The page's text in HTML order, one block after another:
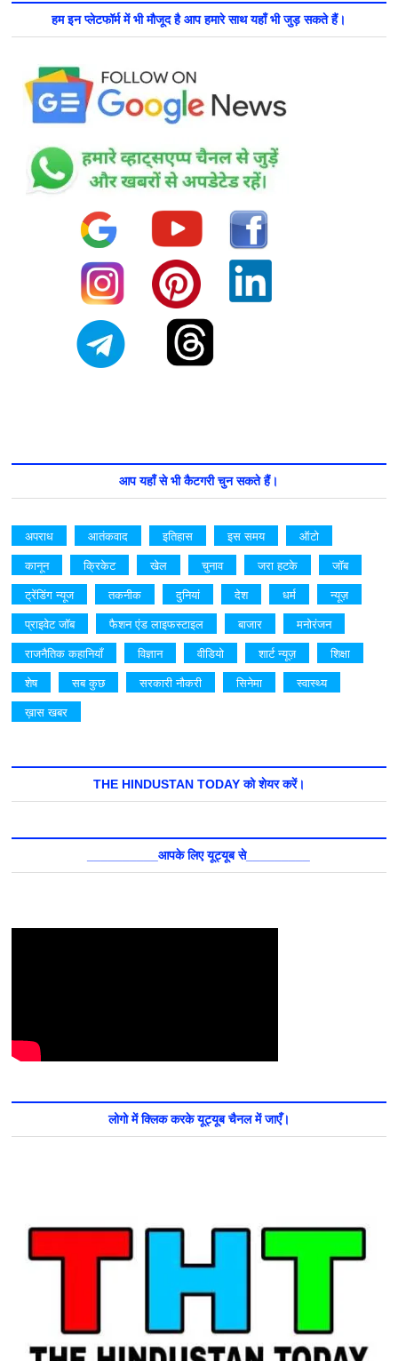
हम इन प्लेटफॉर्म में भी मौजूद है आप हमारे साथ यहाँ भी जुड़ सकते हैं।
आप यहाँ से भी कैटगरी चुन सकते हैं।
अपराध आतंकवाद इतिहास इस समय
ऑटो
कानून
क्रिकेट खेल चुनाव जरा हटके
जॉब
ट्रेंडिंग न्यूज
तकनीक दुनियां देश धर्म
न्यूज़
प्राइवेट जॉब
फैशन एंड लाइफस्टाइल बाजार
मनोरंजन
राजनैतिक कहानियाँ
विज्ञान वीडियो शार्ट न्यूज़
शिक्षा
शेष
सब कुछ सरकारी नौकरी सिनेमा
स्वास्थ्य
ख़ास खबर
THE HINDUSTAN TODAY को शेयर करें।
__________आपके लिए यूट्यूब से_________
लोगो में क्लिक करके यूट्यूब चैनल में जाएँ।